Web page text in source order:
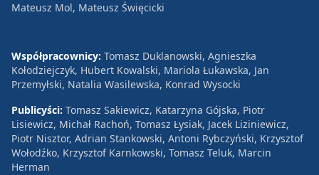
Mateusz Mol, Mateusz Święcicki
Współpracownicy: Tomasz Duklanowski, Agnieszka
Kołodziejczyk, Hubert Kowalski, Mariola Łukawska, Jan
Przemyłski, Natalia Wasilewska, Konrad Wysocki
Publicyści: Tomasz Sakiewicz, Katarzyna Gójska, Piotr
Lisiewicz, Michał Rachoń, Tomasz Łysiak, Jacek Liziniewicz,
Piotr Nisztor, Adrian Stankowski, Antoni Rybczyński, Krzysztof
Wołodźko, Krzysztof Karnkowski, Tomasz Teluk, Marcin
Herman